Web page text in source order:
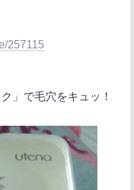
257115
」で毛穴をキュッ！